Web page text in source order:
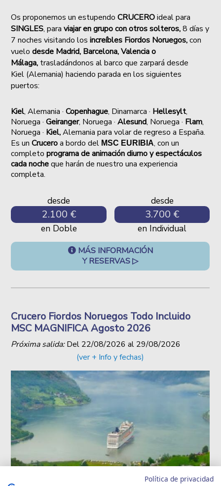
Os proponemos un estupendo CRUCEROideal para
SINGLES, paraviajar en grupo con otros solteros,8 días y
7 noches visitando losincreíbles Fiordos Noruegos,con
vuelodesde Madrid, Barcelona, Valencia o
Málaga, trasladándonos al barco que zarpará desde
Kiel (Alemania) haciendo parada en los siguientes
puertos:
Kiel, Alemania ·Copenhague, Dinamarca · Hellesylt,
Noruega ·Geiranger, Noruega ·Alesund, Noruega · Flam,
Noruega · Kiel,Alemaniapara volar de regreso a España.
Es unCruceroa bordo del MSC EURIBIA, con un
completoprograma de animación diurno y espectáculos
cada nocheque harán de nuestro una experiencia
completa.
desde
2.100 €
en Doble
desde
3.700 €
en Individual
MÁS INFORMACIÓN
Y RESERVAS ▷
Crucero Fiordos Noruegos Todo Incluido
MSC MAGNIFICA Agosto 2026
Próxima salida:Del 22/08/2026 al 29/08/2026
(ver + Info y fechas)
VIAJES PARA TODAS LAS
Política de privacidad